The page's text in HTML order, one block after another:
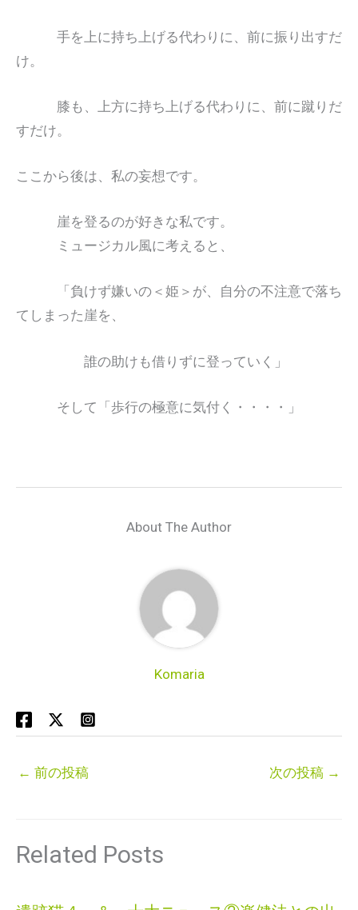
手を上に持ち上げる代わりに、前に振り出すだ
け。
膝も、上方に持ち上げる代わりに、前に蹴りだ
すだけ。
ここから後は、私の妄想です。
崖を登るのが好きな私です。
ミュージカル風に考えると、
「負けず嫌いの＜姫＞が、自分の不注意で落ち
てしまった崖を、
誰の助けも借りずに登っていく」
そして「歩行の極意に気付く・・・・」
About The Author
Komaria
← 前の投稿 次の投稿 →
Related Posts